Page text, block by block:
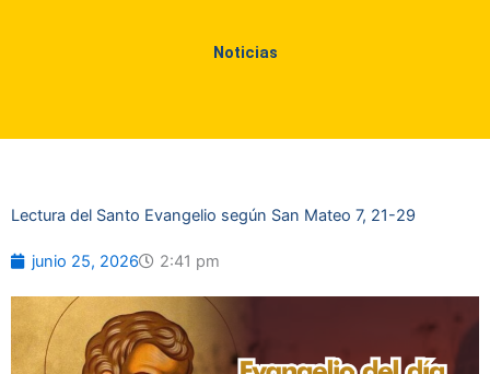
Noticias
Lectura del Santo Evangelio según San Mateo 7, 21-29
junio 25, 2026 2:41 pm